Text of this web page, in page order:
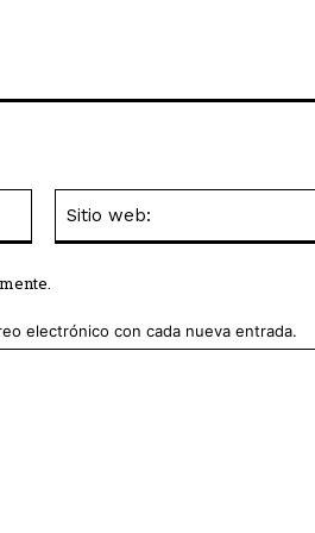
electrónico:*
electrónico con cada nueva entrada.